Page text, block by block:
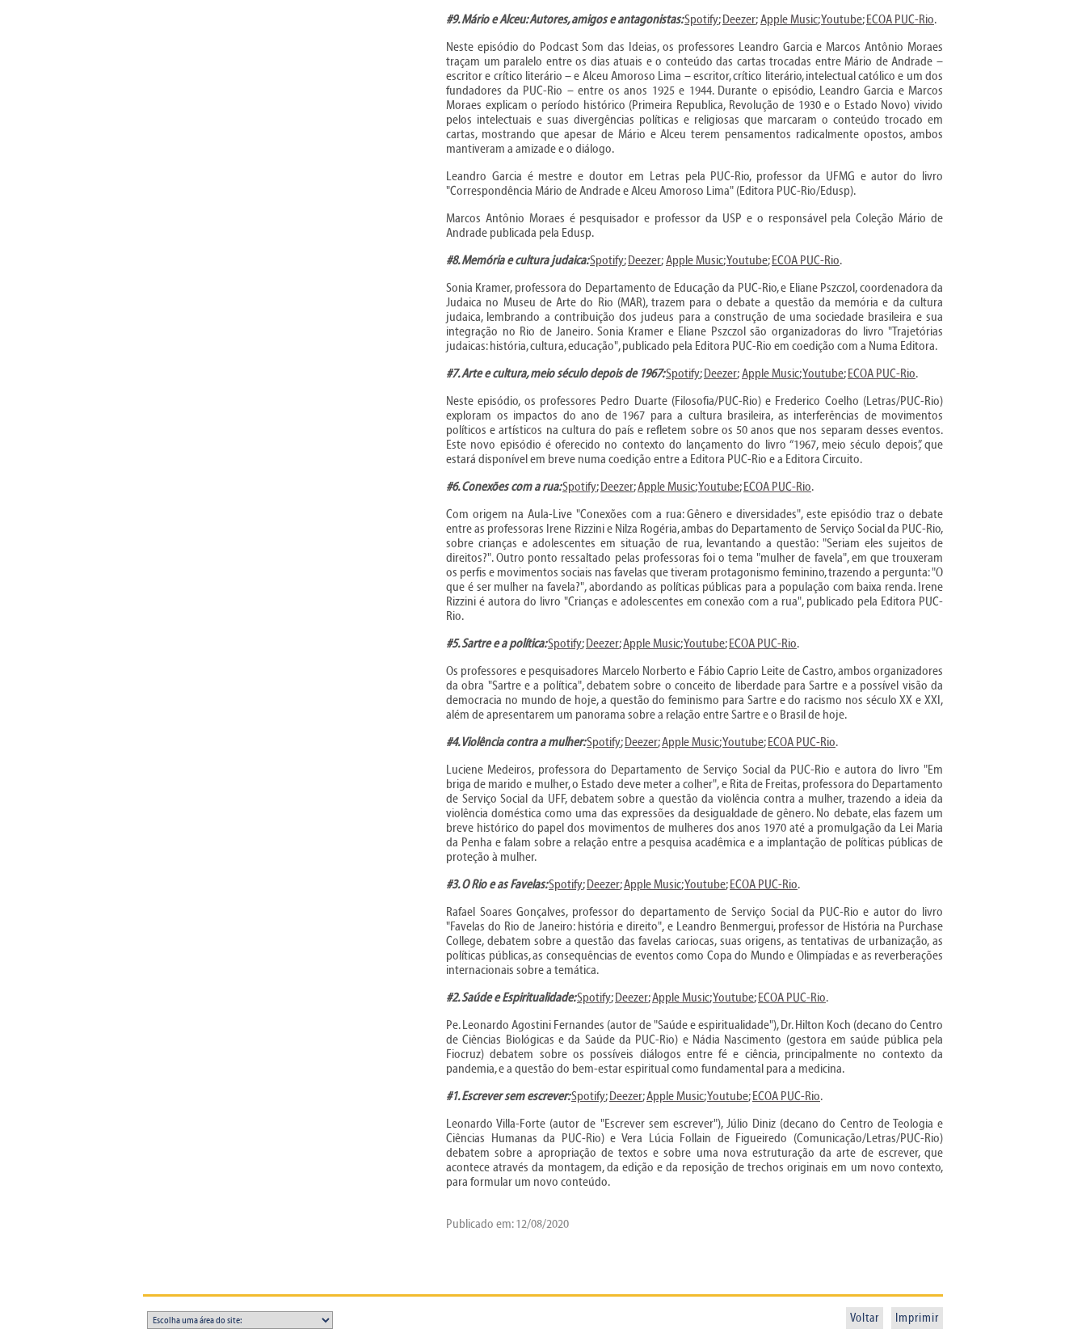
#9. Mário e Alceu: Autores, amigos e antagonistas:Spotify;Deezer;Apple Music;Youtube;ECOA PUC-Rio.
Neste episódio do Podcast Som das Ideias, os professores Leandro Garcia e Marcos Antônio Moraes
traçam um paralelo entre os dias atuais e o conteúdo das cartas trocadas entre Mário de Andrade –
escritor e crítico literário – e Alceu Amoroso Lima – escritor, crítico literário, intelectual católico e um dos
fundadores da PUC-Rio – entre os anos 1925 e 1944. Durante o episódio, Leandro Garcia e Marcos
Moraes explicam o período histórico (Primeira Republica, Revolução de 1930 e o Estado Novo) vivido
pelos intelectuais e suas divergências políticas e religiosas que marcaram o conteúdo trocado em
cartas, mostrando que apesar de Mário e Alceu terem pensamentos radicalmente opostos, ambos
mantiveram a amizade e o diálogo.
Leandro Garcia é mestre e doutor em Letras pela PUC-Rio, professor da UFMG e autor do livro
"Correspondência Mário de Andrade e Alceu Amoroso Lima" (Editora PUC-Rio/Edusp).
Marcos Antônio Moraes é pesquisador e professor da USP e o responsável pela Coleção Mário de
Andrade publicada pela Edusp.
#8. Memória e cultura judaica:Spotify;Deezer;Apple Music;Youtube;ECOA PUC-Rio.
Sonia Kramer, professora do Departamento de Educação da PUC-Rio, e Eliane Pszczol, coordenadora da
Judaica no Museu de Arte do Rio (MAR), trazem para o debate a questão da memória e da cultura
judaica, lembrando a contribuição dos judeus para a construção de uma sociedade brasileira e sua
integração no Rio de Janeiro. Sonia Kramer e Eliane Pszczol são organizadoras do livro "Trajetórias
judaicas: história, cultura, educação", publicado pela Editora PUC-Rio em coedição com a Numa Editora.
#7. Arte e cultura, meio século depois de 1967:Spotify;Deezer;Apple Music;Youtube;ECOA PUC-Rio.
Neste episódio, os professores Pedro Duarte (Filosofia/PUC-Rio) e Frederico Coelho (Letras/PUC-Rio)
exploram os impactos do ano de 1967 para a cultura brasileira, as interferências de movimentos
políticos e artísticos na cultura do país e refletem sobre os 50 anos que nos separam desses eventos.
Este novo episódio é oferecido no contexto do lançamento do livro “1967, meio século depois”, que
estará disponível em breve numa coedição entre a Editora PUC-Rio e a Editora Circuito.
#6. Conexões com a rua:Spotify;Deezer;Apple Music;Youtube;ECOA PUC-Rio.
Com origem na Aula-Live "Conexões com a rua: Gênero e diversidades", este episódio traz o debate
entre as professoras Irene Rizzini e Nilza Rogéria, ambas do Departamento de Serviço Social da PUC-Rio,
sobre crianças e adolescentes em situação de rua, levantando a questão: "Seriam eles sujeitos de
direitos?". Outro ponto ressaltado pelas professoras foi o tema "mulher de favela", em que trouxeram
os perfis e movimentos sociais nas favelas que tiveram protagonismo feminino, trazendo a pergunta: "O
que é ser mulher na favela?", abordando as políticas públicas para a população com baixa renda. Irene
Rizzini é autora do livro "Crianças e adolescentes em conexão com a rua", publicado pela Editora PUC-
Rio.
#5. Sartre e a política:Spotify;Deezer;Apple Music;Youtube;ECOA PUC-Rio.
Os professores e pesquisadores Marcelo Norberto e Fábio Caprio Leite de Castro, ambos organizadores
da obra "Sartre e a política", debatem sobre o conceito de liberdade para Sartre e a possível visão da
democracia no mundo de hoje, a questão do feminismo para Sartre e do racismo nos século XX e XXI,
além de apresentarem um panorama sobre a relação entre Sartre e o Brasil de hoje.
#4. Violência contra a mulher:Spotify;Deezer;Apple Music;Youtube;ECOA PUC-Rio.
Luciene Medeiros, professora do Departamento de Serviço Social da PUC-Rio e autora do livro "Em
briga de marido e mulher, o Estado deve meter a colher", e Rita de Freitas, professora do Departamento
de Serviço Social da UFF, debatem sobre a questão da violência contra a mulher, trazendo a ideia da
violência doméstica como uma das expressões da desigualdade de gênero. No debate, elas fazem um
breve histórico do papel dos movimentos de mulheres dos anos 1970 até a promulgação da Lei Maria
da Penha e falam sobre a relação entre a pesquisa acadêmica e a implantação de políticas públicas de
proteção à mulher.
#3. O Rio e as Favelas:Spotify;Deezer;Apple Music;Youtube;ECOA PUC-Rio.
Rafael Soares Gonçalves, professor do departamento de Serviço Social da PUC-Rio e autor do livro
"Favelas do Rio de Janeiro: história e direito", e Leandro Benmergui, professor de História na Purchase
College, debatem sobre a questão das favelas cariocas, suas origens, as tentativas de urbanização, as
políticas públicas, as consequências de eventos como Copa do Mundo e Olimpíadas e as reverberações
internacionais sobre a temática.
#2. Saúde e Espiritualidade:Spotify;Deezer;Apple Music;Youtube;ECOA PUC-Rio.
Pe. Leonardo Agostini Fernandes (autor de "Saúde e espiritualidade"), Dr. Hilton Koch (decano do Centro
de Ciências Biológicas e da Saúde da PUC-Rio) e Nádia Nascimento (gestora em saúde pública pela
Fiocruz) debatem sobre os possíveis diálogos entre fé e ciência, principalmente no contexto da
pandemia, e a questão do bem-estar espiritual como fundamental para a medicina.
#1. Escrever sem escrever:Spotify;Deezer;Apple Music;Youtube;ECOA PUC-Rio.
Leonardo Villa-Forte (autor de "Escrever sem escrever"), Júlio Diniz (decano do Centro de Teologia e
Ciências Humanas da PUC-Rio) e Vera Lúcia Follain de Figueiredo (Comunicação/Letras/PUC-Rio)
debatem sobre a apropriação de textos e sobre uma nova estruturação da arte de escrever, que
acontece através da montagem, da edição e da reposição de trechos originais em um novo contexto,
para formular um novo conteúdo.
Publicado em: 12/08/2020
Imprimir
Voltar